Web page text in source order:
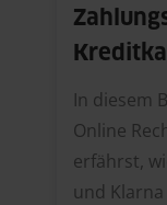
In diesem
Online
erfährst,
und